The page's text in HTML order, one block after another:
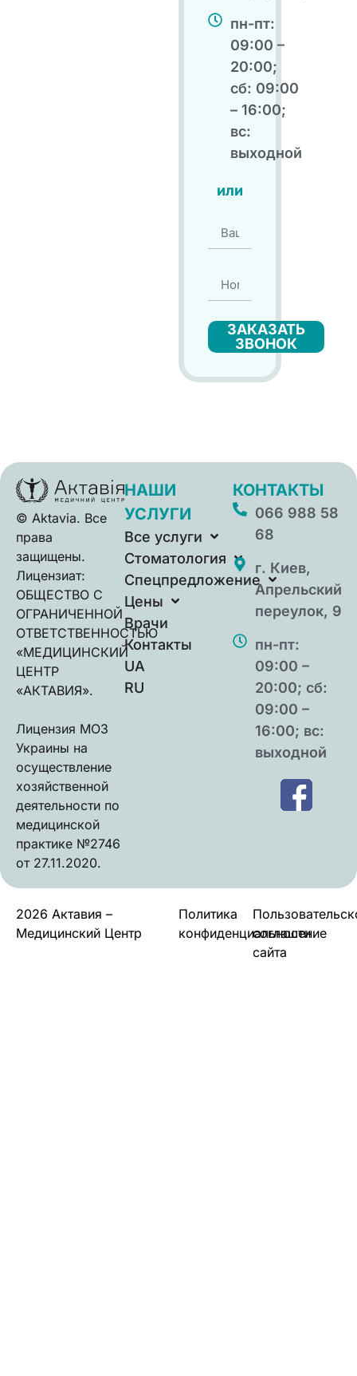
пн-пт:
09:00 –
20:00;
сб: 09:00
– 16:00;
вс:
выходной
или
ЗАКАЗАТЬ
ЗВОНОК
© Aktavia. Все
права
защищены.
Лицензиат:
ОБЩЕСТВО С
ОГРАНИЧЕННОЙ
ОТВЕТСТВЕННОСТЬЮ
«МЕДИЦИНСКИЙ
ЦЕНТР
«АКТАВИЯ».
Лицензия МОЗ
Украины на
осуществление
хозяйственной
деятельности по
медицинской
практике №2746
от 27.11.2020.
НАШИ
УСЛУГИ
Все услуги
Стоматология
Спецпредложение
Цены
Врачи
Контакты
UA
RU
КОНТАКТЫ
066 988 58
68
г. Киев,
Апрельский
переулок, 9
пн-пт:
09:00 –
20:00; сб:
09:00 –
16:00; вс:
выходной
2026 Актавия –
Медицинский Центр
Политика
конфиденциальности
соглашение
сайта